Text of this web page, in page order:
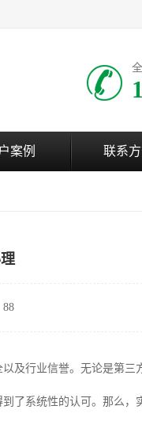
案例 联系
88
及行业信誉。无论是第三
了系统性的认可。那么，